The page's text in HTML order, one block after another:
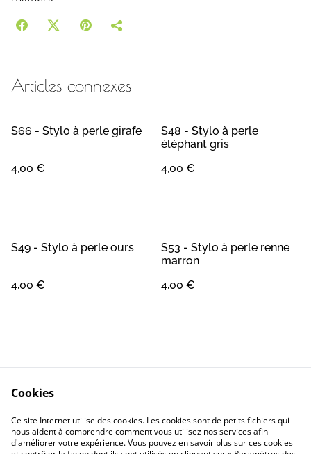
Articles connexes
S66 - Stylo à perle girafe
4,00 €
S48 - Stylo à perle
éléphant gris
4,00 €
S49 - Stylo à perle ours
4,00 €
S53 - Stylo à perle renne
marron
4,00 €
Contact
Conditions Générales
Confidentialité
Cookie
Cookies
Ce site Internet utilise des cookies. Les cookies sont de petits fichiers qui
nous aident à comprendre comment vous utilisez nos services afin
d'améliorer votre expérience. Vous pouvez en savoir plus sur ces cookies